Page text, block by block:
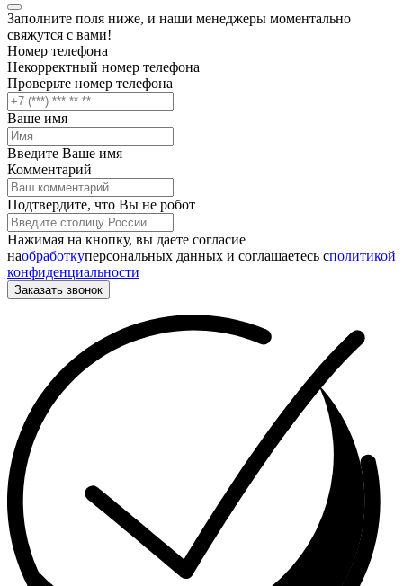
Заполните поля ниже, и наши менеджеры моментально
свяжутся с вами!
Номер телефона
Некорректный номер телефона
Проверьте номер телефона
Ваше имя
Введите Ваше имя
Комментарий
Подтвердите, что Вы не робот
Нажимая на кнопку, вы даете согласие
наобработкуперсональных данных и соглашаетесь cполитикой
конфиденциальности
Заказать звонок